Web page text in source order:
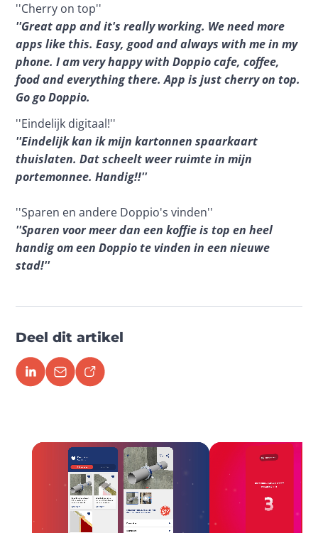
''Cherry on top''
''Great app and it's really working. We need more
apps like this. Easy, good and always with me in my
phone. I am very happy with Doppio cafe, coffee,
food and everything there. App is just cherry on top.
Go go Doppio.
''Eindelijk digitaal!''
''Eindelijk kan ik mijn kartonnen spaarkaart
thuislaten. Dat scheelt weer ruimte in mijn
portemonnee. Handig!!''
''Sparen en andere Doppio's vinden''
''Sparen voor meer dan een koffie is top en heel
handig om een Doppio te vinden in een nieuwe
stad!''
Deel dit artikel